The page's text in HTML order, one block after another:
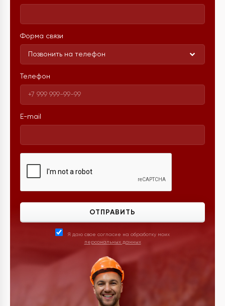
Форма связи
Позвонить на телефон
Телефон
E-mail
ОТПРАВИТЬ
Я даю свое согласие на обработку моих
персональных данных